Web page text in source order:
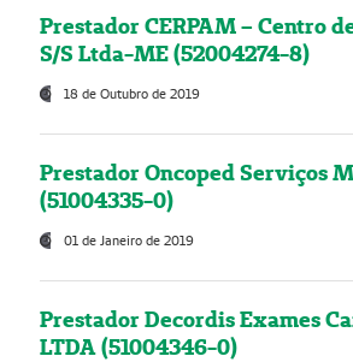
Prestador CERPAM – Centro
S/S Ltda-ME (52004274-8)
18 de Outubro de 2019
Prestador Oncoped Serviços
(51004335-0)
01 de Janeiro de 2019
Prestador Decordis Exames
LTDA (51004346-0)